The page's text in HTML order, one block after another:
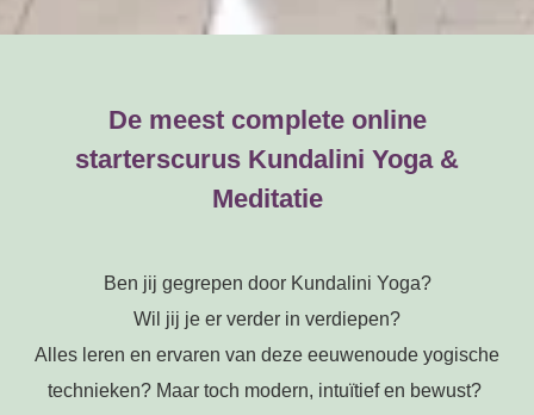
De meest complete online
starterscurus Kundalini Yoga &
Meditatie
Ben jij gegrepen door Kundalini Yoga?
Wil jij je er verder in verdiepen?
Alles leren en ervaren van deze eeuwenoude yogische
technieken? Maar toch modern, intuïtief en bewust?